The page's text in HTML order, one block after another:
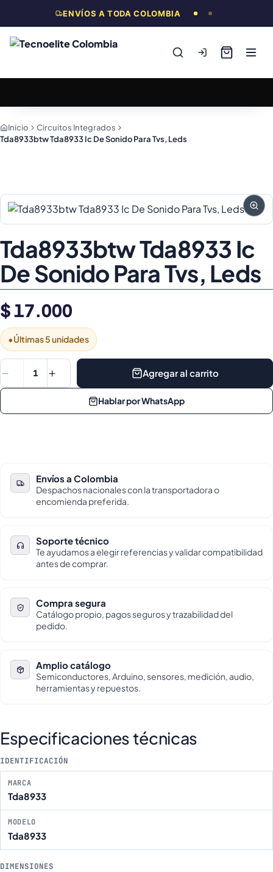
ENVÍOS A TODA COLOMBIA
Inicio
Circuitos Integrados
Tda8933btw Tda8933 Ic De Sonido Para Tvs, Leds
Tda8933btw Tda8933 Ic
De Sonido Para Tvs, Leds
$ 17.000
•Últimas 5 unidades
1 Agregar al carrito
Hablar por WhatsApp
Envíos a Colombia
Despachos nacionales con la transportadora o
encomienda preferida.
Soporte técnico
Te ayudamos a elegir referencias y validar compatibilidad
antes de comprar.
Compra segura
Catálogo propio, pagos seguros y trazabilidad del
pedido.
Amplio catálogo
Semiconductores, Arduino, sensores, medición, audio,
herramientas y repuestos.
Especificaciones técnicas
IDENTIFICACIÓN
MARCA
Tda8933
MODELO
Tda8933
DIMENSIONES